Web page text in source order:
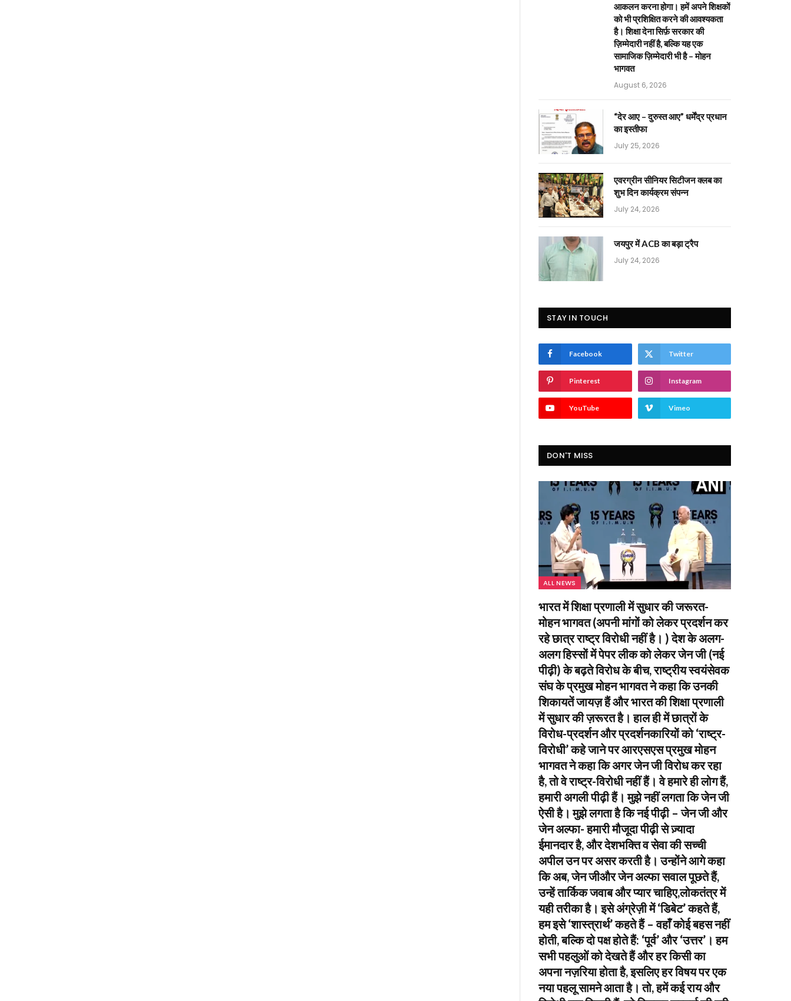
आकलन करना होगा। हमें अपने शिक्षकों
को भी प्रशिक्षित करने की आवश्यकता
है। शिक्षा देना सिर्फ़ सरकार की
ज़िम्मेदारी नहीं है, बल्कि यह एक
सामाजिक ज़िम्मेदारी भी है – मोहन
भागवत
August 6, 2026
“देर आए – दुरुस्त आए” धर्मेंद्र प्रधान
का इस्तीफा
July 25, 2026
एवरग्रीन सीनियर सिटीजन क्लब का
शुभ दिन कार्यक्रम संपन्न
July 24, 2026
जयपुर में ACB का बड़ा ट्रैप
July 24, 2026
STAY IN TOUCH
Facebook Twitter
Pinterest Instagram
YouTube Vimeo
DON'T MISS
ALL NEWS
भारत में शिक्षा प्रणाली में सुधार की जरूरत-
मोहन भागवत (अपनी मांगों को लेकर प्रदर्शन कर
रहे छात्र राष्ट्र विरोधी नहीं है। ) देश के अलग-
अलग हिस्सों में पेपर लीक को लेकर जेन जी (नई
पीढ़ी) के बढ़ते विरोध के बीच, राष्ट्रीय स्वयंसेवक
संघ के प्रमुख मोहन भागवत ने कहा कि उनकी
शिकायतें जायज़ हैं और भारत की शिक्षा प्रणाली
में सुधार की ज़रूरत है। हाल ही में छात्रों के
विरोध-प्रदर्शन और प्रदर्शनकारियों को ‘राष्ट्र-
विरोधी’ कहे जाने पर आरएसएस प्रमुख मोहन
भागवत ने कहा कि अगर जेन जी विरोध कर रहा
है, तो वे राष्ट्र-विरोधी नहीं हैं। वे हमारे ही लोग हैं,
हमारी अगली पीढ़ी हैं। मुझे नहीं लगता कि जेन जी
ऐसी है। मुझे लगता है कि नई पीढ़ी – जेन जी और
जेन अल्फा- हमारी मौजूदा पीढ़ी से ज़्यादा
ईमानदार है, और देशभक्ति व सेवा की सच्ची
अपील उन पर असर करती है। उन्होंने आगे कहा
कि अब, जेन जीऔर जेन अल्फा सवाल पूछते हैं,
उन्हें तार्किक जवाब और प्यार चाहिए,लोकतंत्र में
यही तरीका है। इसे अंग्रेज़ी में ‘डिबेट’ कहते हैं,
हम इसे ‘शास्त्रार्थ’ कहते हैं – वहाँ कोई बहस नहीं
होती, बल्कि दो पक्ष होते हैं: ‘पूर्व’ और ‘उत्तर’। हम
सभी पहलुओं को देखते हैं और हर किसी का
अपना नज़रिया होता है, इसलिए हर विषय पर एक
नया पहलू सामने आता है। तो, हमें कई राय और